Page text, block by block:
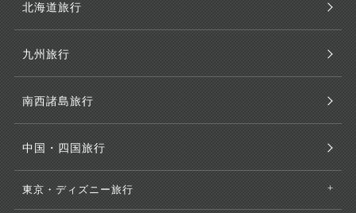
北海道旅行
九州旅行
南西諸島旅行
中国・四国旅行
東京・ディズニー旅行